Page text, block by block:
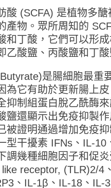
酸 (SCFA) 是植物多醣
產物。眾所周知的
和丁酸，它們可以形
乙酸鹽、丙酸鹽和丁酸
是腸細胞最重
為它有助於更新腸上
抑制組蛋白脫乙酰酶
鹽還顯示出免疫抑製作
被證明通過增加免疫
型干擾素 IFNs、IL-
調幾種細胞因子和促炎
receptor, (TLR)2/4
、IL-1β、IL-18、IL-